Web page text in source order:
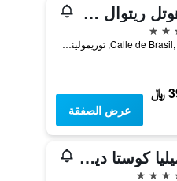
هوتل ريتوال توريمولينوس ٔ- لبالغين فقط
Calle de Brasil, 2, توريمولينوس, منطقة أندلوسيا, أسبانيا
﷼
عرض الصفقة
ميليا كوستا ديل سول